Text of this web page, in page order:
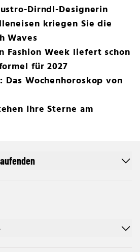
Dirndl-Designerin
kriegen Sie die
Waves
Fashion Week liefert schon
für 2027
Das Wochenhoroskop von
Ihre Sterne am